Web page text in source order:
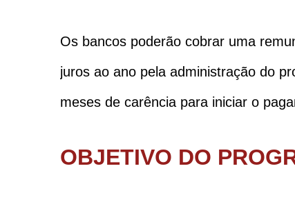
Os bancos poderão cobrar uma
juros ao ano pela administração do
meses de carência para iniciar o
OBJETIVO DO